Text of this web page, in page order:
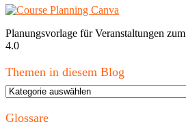
Planungsvorlage für Veranstaltungen zum
4.0
Themen in diesem Blog
Themen
diesem
Glossare